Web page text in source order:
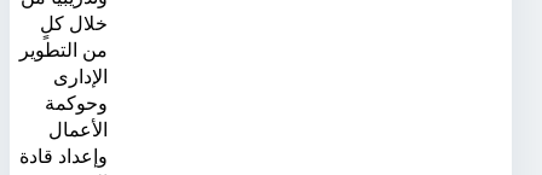
خلال كلٍ
من التطوير
الإدارى
وحوكمة
الأعمال
وإعداد قادة